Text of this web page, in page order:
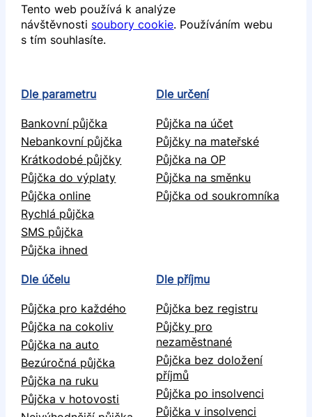
Tento web používá k analýze
návštěvnosti soubory cookie. Používáním webu
s tím souhlasíte.
Dle parametru
Bankovní půjčka
Nebankovní půjčka
Krátkodobé půjčky
Půjčka do výplaty
Půjčka online
Rychlá půjčka
SMS půjčka
Půjčka ihned
Dle určení
Půjčka na účet
Půjčky na mateřské
Půjčka na OP
Půjčka na směnku
Půjčka od soukromníka
Dle účelu
Půjčka pro každého
Půjčka na cokoliv
Půjčka na auto
Bezúročná půjčka
Půjčka na ruku
Půjčka v hotovosti
Dle příjmu
Půjčka bez registru
Půjčky pro
nezaměstnané
Půjčka bez doložení
příjmů
Půjčka po insolvenci
Půjčka v insolvenci